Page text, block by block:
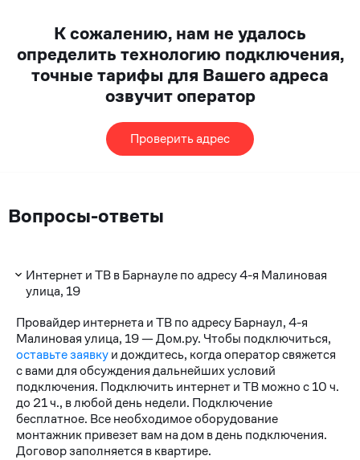
К сожалению, нам не удалось
определить технологию подключения,
точные тарифы для Вашего адреса
озвучит оператор
Проверить адрес
Вопросы-ответы
Интернет и ТВ в Барнауле по адресу 4-я Малиновая
улица, 19
Провайдер интернета и ТВ по адресу Барнаул, 4-я
Малиновая улица, 19 — Дом.ру. Чтобы подключиться,
оставьте заявкуи дождитесь, когда оператор свяжется
с вами для обсуждения дальнейших условий
подключения. Подключить интернет и ТВ можно с 10 ч.
до 21 ч., в любой день недели. Подключение
бесплатное. Все необходимое оборудование
монтажник привезет вам на дом в день подключения.
Договор заполняется в квартире.